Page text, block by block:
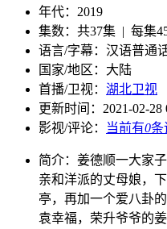
年代： 2019
集数： 共37集 | 每集
语言/字幕： 汉语普通
国家/地区： 大陆
首播/卫视： 湖北卫视
更新时间： 2021-02-28
影视/评论：
当前有0条
简介： 姜德顺一大家
亲和洋派的丈母娘，
亭，再加一个爱八卦
袁幸福，荣升爷爷的